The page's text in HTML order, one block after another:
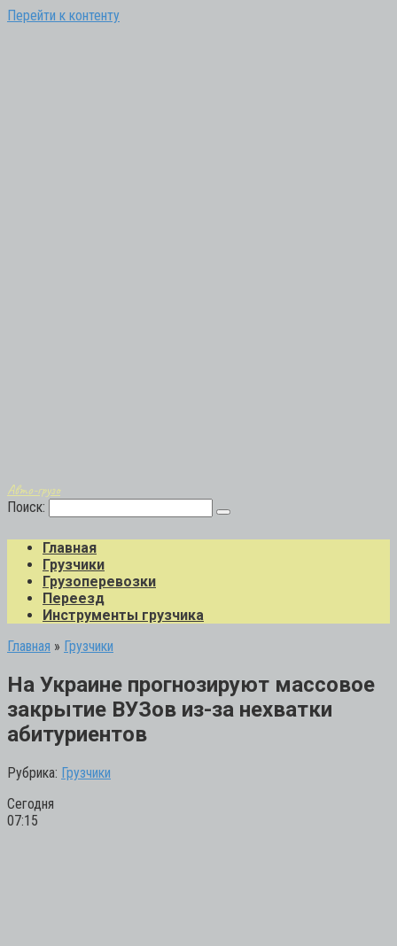
Перейти к контенту
Авто-грузо
Поиск:
Главная
Грузчики
Грузоперевозки
Переезд
Инструменты грузчика
Главная » Грузчики
На Украине прогнозируют массовое
закрытие ВУЗов из-за нехватки
абитуриентов
Рубрика: Грузчики
Сегодня
07:15